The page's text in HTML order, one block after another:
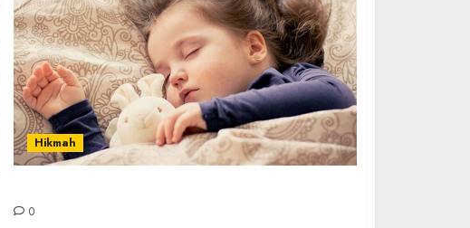
Hikmah
0